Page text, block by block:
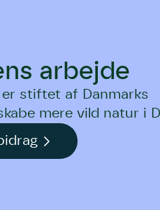
arbejde
stiftet af Danmarks
mere vild natur i